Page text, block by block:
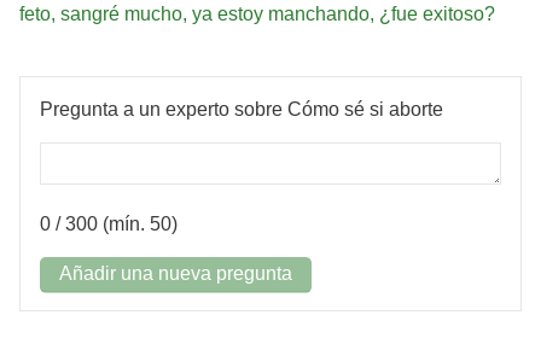
feto, sangré mucho, ya estoy manchando, ¿fue exitoso?
Pregunta a un experto sobre Cómo sé si aborte
0 / 300 (mín. 50)
Añadir una nueva pregunta